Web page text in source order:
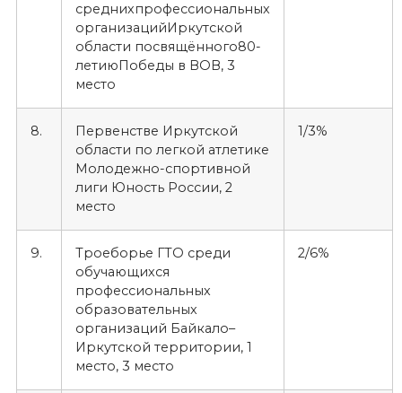
среднихпрофессиональных
организацийИркутской
области посвящённого80-
летиюПобеды в ВОВ, 3
место
8.
Первенстве Иркутской
области по легкой атлетике
Молодежно-спортивной
лиги Юность России, 2
место
1/3%
9.
Троеборье ГТО среди
обучающихся
профессиональных
образовательных
организаций Байкало–
Иркутской территории, 1
место, 3 место
2/6%